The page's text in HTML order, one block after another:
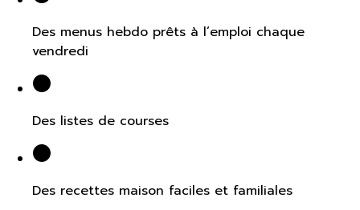
Des menus hebdo prêts à l’emploi chaque
vendredi
Des listes de courses
Des recettes maison faciles et familiales